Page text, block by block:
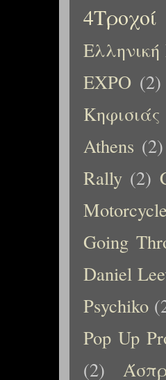
4Τροχοί
EXPO (2)
Κηφισιάς
Athens (2)
Rally (2)
Going
Daniel
Psychiko
Pop Up
(2)